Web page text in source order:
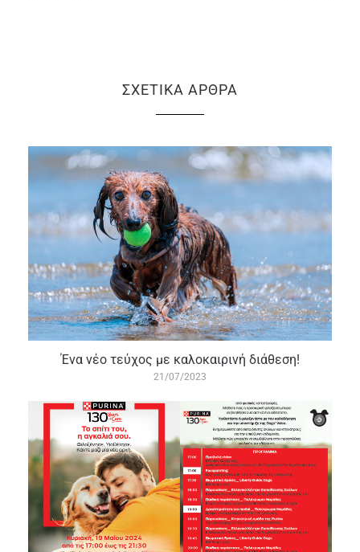
ΣΧΕΤΙΚΆ ΆΡΘΡΑ
Ένα νέο τεύχος με καλοκαιρινή διάθεση!
21/07/2023